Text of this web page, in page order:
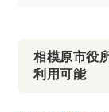
相模原市役
利用可能